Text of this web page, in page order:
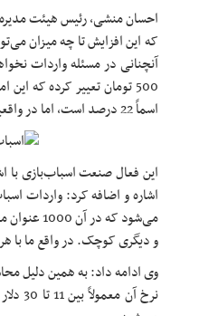
احسان منشی، رئیس هیئت مدیره
که این افزایش تا چه میزان
500 تومان تعییر کرده که
اسماً 22 درصد است، اما در واقعیت همان 10 درصد اعمال می‌شود.
این فعال صنعت اسباب‌بازی با
اشاره و اضافه کرد: واردات
و دیگری کوچک. در واقع ما با
وی ادامه داد: به همین دلیل